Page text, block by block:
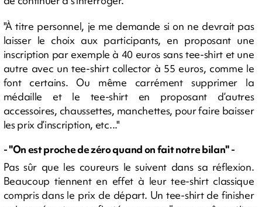
"À titre personnel, je me demande si on ne devrait pas
laisser le choix aux participants, en proposant une
inscription par exemple à 40 euros sans tee-shirt et une
autre avec un tee-shirt collector à 55 euros, comme le
font certains. Ou même carrément supprimer la
médaille et le tee-shirt en proposant d’autres
accessoires, chaussettes, manchettes, pour faire baisser
les prix d’inscription, etc..."
- "On est proche de zéro quand on fait notre bilan" -
Pas sûr que les coureurs le suivent dans sa réflexion.
Beaucoup tiennent en effet à leur tee-shirt classique
compris dans le prix de départ. Un tee-shirt de finisher